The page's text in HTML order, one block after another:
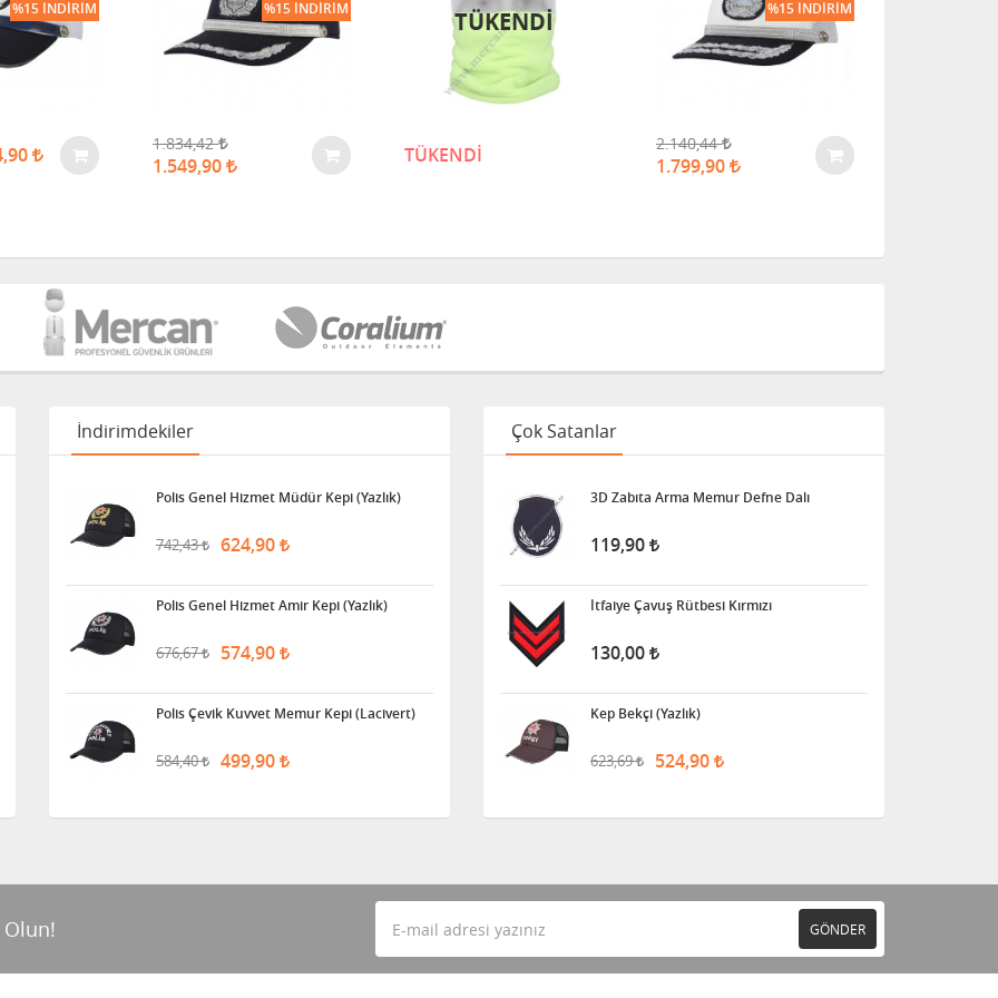
%15 İNDIRIM
1.834,42
1.549,90
%15 İNDIRIM
TÜKENDİ
TÜKENDI
2.140,44
1.799,90
%15 İNDIRIM
İndirimdekiler
Polis Genel Hizmet Müdür Kepi (Yazlık)
742,43 624,90
Polis Genel Hizmet Amir Kepi (Yazlık)
676,67 574,90
Polis Çevik Kuvvet Memur Kepi (Lacivert)
584,40 499,90
Çok Satanlar
3D Zabıta Arma Memur Defne Dalı
119,90
İtfaiye Çavuş Rütbesi Kırmızı
130,00
Kep Bekçi (Yazlık)
623,69 524,90
GÖNDER